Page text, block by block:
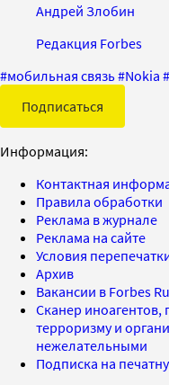
Андрей Злобин
Редакция Forbes
#мобильная связь#Nokia #
Подписаться
Информация:
Контактная
Правила обработки
Реклама в журнале
Реклама на сайте
Условия
Архив
Вакансии в Forbes
Сканер иноагентов,
терроризму и
нежелательными
Подписка на